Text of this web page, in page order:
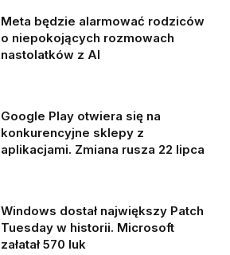
Meta będzie alarmować rodziców
o niepokojących rozmowach
nastolatków z AI
Google Play otwiera się na
konkurencyjne sklepy z
aplikacjami. Zmiana rusza 22 lipca
Windows dostał największy Patch
Tuesday w historii. Microsoft
załatał 570 luk